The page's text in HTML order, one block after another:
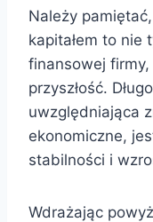
Należy
kapitałem to nie
finansowej
przyszłość.
uwzględniająca
ekonomiczne,
stabilności i
Wdrażając